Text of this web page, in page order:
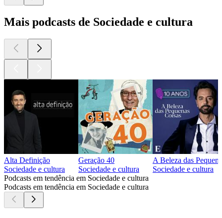
Mais podcasts de Sociedade e cultura
Alta Definição
Sociedade e cultura
Geração 40
Sociedade e cultura
A Beleza das
Sociedade e cultura
Podcasts em tendência em Sociedade e cultura
Podcasts em tendência em Sociedade e cultura